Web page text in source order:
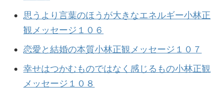
思うより言葉のほうが大きなエネルギー小林正
観メッセージ１０６
恋愛と結婚の本質小林正観メッセージ１０７
幸せはつかむものではなく感じるもの小林正観
メッセージ１０８